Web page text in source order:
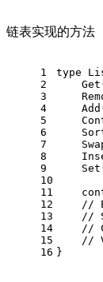
链表实现的方法
1
2
3
4
5
6
7
8
9
10
11
12
13
14
15
16
type
//
//
//
//
}